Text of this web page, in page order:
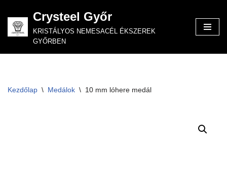
Skip
to
Crysteel Győr
KRISTÁLYOS NEMESACÉL ÉKSZEREK
GYŐRBEN
Kezdőlap \ Medálok \ 10 mm lóhere medál